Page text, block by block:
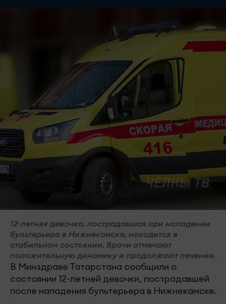
12-летняя девочка, пострадавшая при нападении
бультерьера в Нижнекамске, находится в
стабильном состоянии. Врачи отмечают
положительную динамику и продолжают лечение.
В Минздраве Татарстана сообщили о
состоянии 12-летней девочки, пострадавшей
после нападения бультерьера в Нижнекамске.